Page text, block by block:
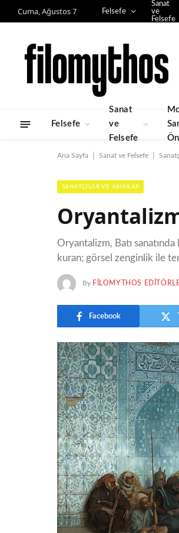
Cuma, Ağustos 7 Felsefe
Sanat
ve
Felsefe
Felsefe
Sanat
ve
Felsefe
Ana Sayfa Sanat ve Felsefe
SANATÇILAR VE AKIMLAR
Oryantalizm, Batı
kuran; görsel zenginlik ile
By FILOMYTHOS
Facebook